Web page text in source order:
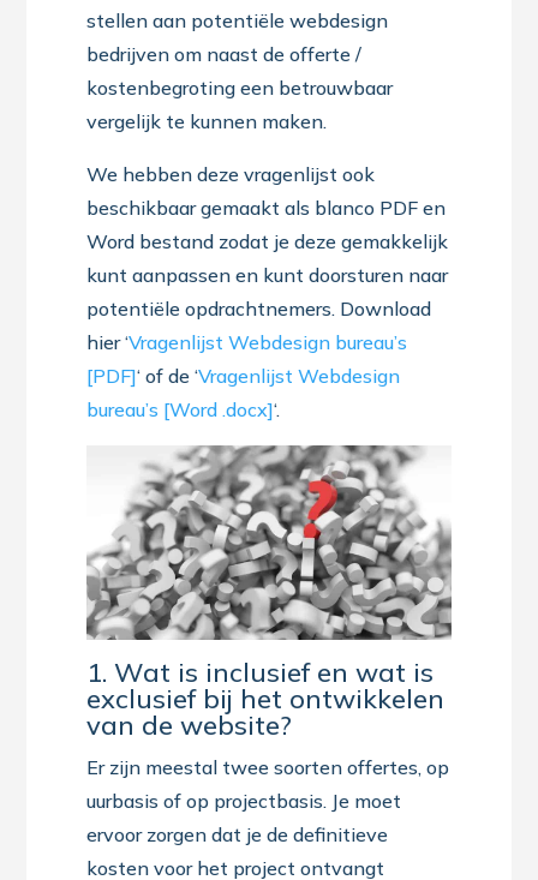
stellen aan potentiële webdesign
bedrijven om naast de offerte /
kostenbegroting een betrouwbaar
vergelijk te kunnen maken.
We hebben deze vragenlijst ook
beschikbaar gemaakt als blanco PDF en
Word bestand zodat je deze gemakkelijk
kunt aanpassen en kunt doorsturen naar
potentiële opdrachtnemers. Download
hier ‘Vragenlijst Webdesign bureau’s
[PDF]‘ of de ‘Vragenlijst Webdesign
bureau’s [Word .docx]‘.
1. Wat is inclusief en wat is
exclusief bij het ontwikkelen
van de website?
Er zijn meestal twee soorten offertes, op
uurbasis of op projectbasis. Je moet
ervoor zorgen dat je de definitieve
kosten voor het project ontvangt